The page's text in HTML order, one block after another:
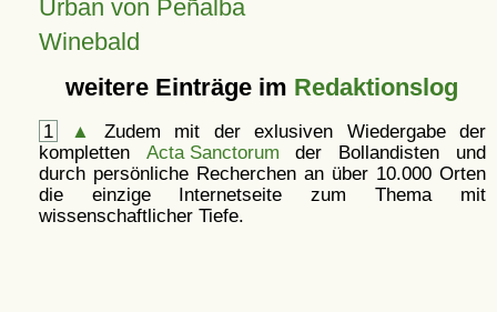
Urban von Peñalba
Winebald
weitere Einträge im Redaktionslog
1 ▲
Zudem mit der exlusiven Wiedergabe der
kompletten Acta Sanctorum der Bollandisten und
durch persönliche Recherchen an über 10.000 Orten
die einzige Internetseite zum Thema mit
wissenschaftlicher Tiefe.